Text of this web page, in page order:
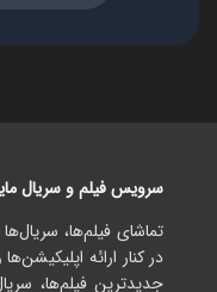
سرویس فیلم و سریال
تماشای فیلم‌ها،
در کنار ارائه
جدیدترین فیلم‌ها،